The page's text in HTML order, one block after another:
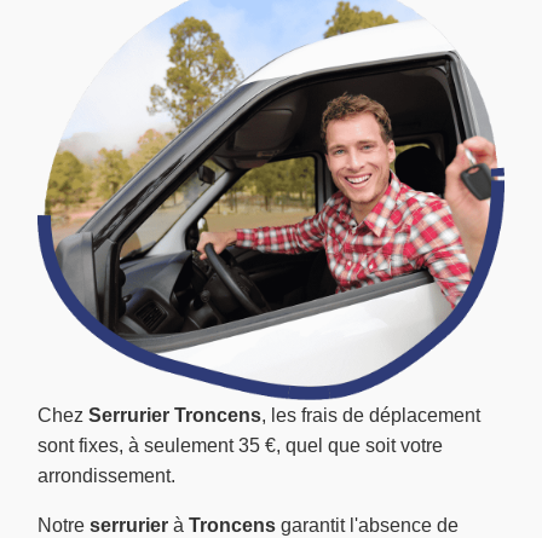
Chez Serrurier Troncens, les frais de déplacement
sont fixes, à seulement 35 €, quel que soit votre
arrondissement.
Notre serrurier à Troncens garantit l'absence de